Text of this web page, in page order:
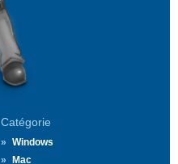
Catégorie
Windows
Mac